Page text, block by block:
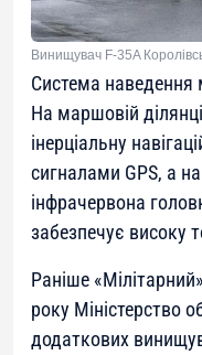
Винищувач F-35A
Система наведення
На маршовій
інерціальну
сигналами GPS, а
інфрачервона
забезпечує високу
Раніше «Мілітарний»
року Міністерство
додаткових